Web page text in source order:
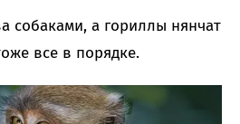
собаками, а гориллы нянчат
все в порядке.